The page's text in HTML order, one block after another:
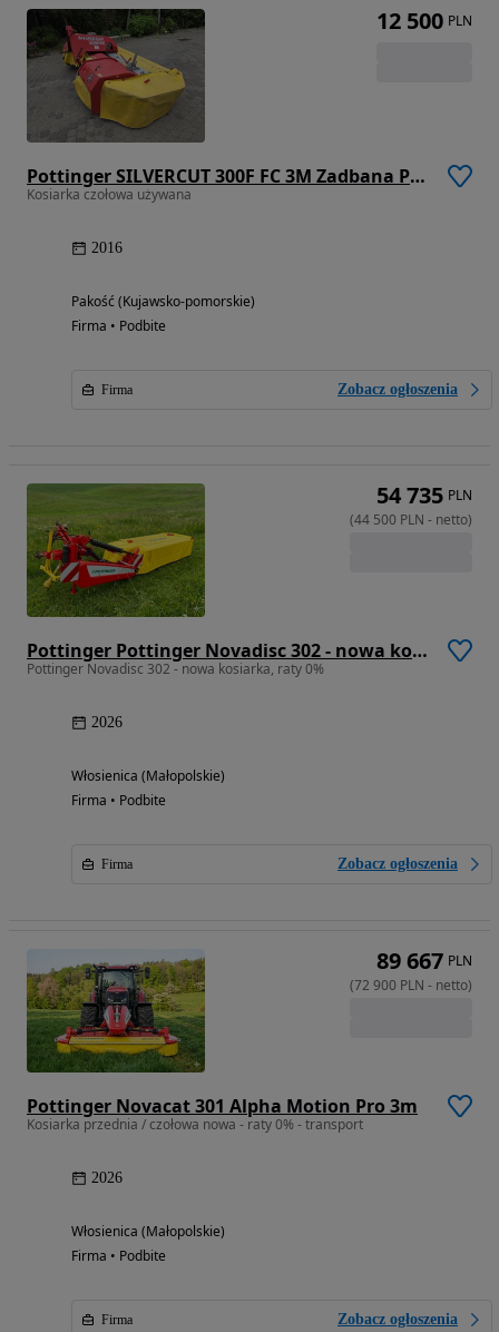
Pottinger SILVERCUT 300F FC 3M Zadbana Poziomowanie
Kosiarka czołowa używana
2016
Pakość (Kujawsko-pomorskie)
Firma • Podbite
Firma Zobacz ogłoszenia
12 500 PLN
Pottinger Pottinger Novadisc 302 - nowa kosiarka, raty 0%
Pottinger Novadisc 302 - nowa kosiarka, raty 0%
2026
Włosienica (Małopolskie)
Firma • Podbite
Firma Zobacz ogłoszenia
54 735 PLN
(44 500 PLN - netto)
Pottinger Novacat 301 Alpha Motion Pro 3m
Kosiarka przednia / czołowa nowa - raty 0% - transport
2026
Włosienica (Małopolskie)
Firma • Podbite
Firma Zobacz ogłoszenia
89 667 PLN
(72 900 PLN - netto)